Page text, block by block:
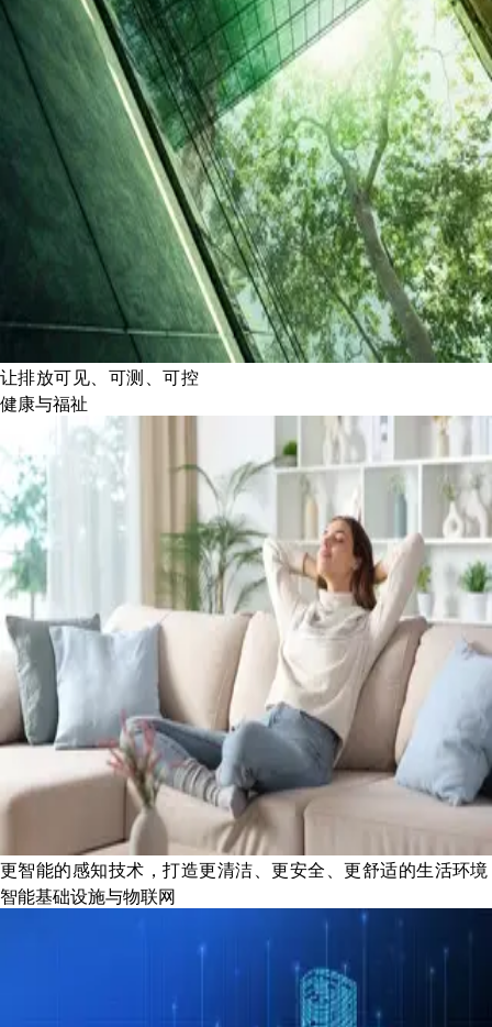
让排放可见、可测、可控
健康与福祉
更智能的感知技术，打造更清洁、更安全、更舒适的生活环境
智能基础设施与物联网